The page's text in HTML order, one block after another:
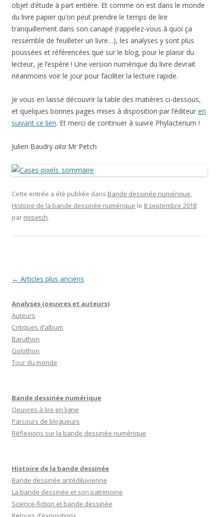
objet d’étude à part entière. Et comme on est dans le monde
du livre papier qu’on peut prendre le temps de lire
tranquillement dans son canapé (rappelez-vous à quoi ça
ressemble de feuilleter un livre…), les analyses y sont plus
poussées et référencées que sur le blog, pour le plaisir du
lecteur, je l’espère ! Une version numérique du livre devrait
néanmoins voir le jour pour faciliter la lecture rapide.
Je vous en laisse découvrir la table des matières ci-dessous,
et quelques bonnes pages mises à disposition par l’éditeur en
suivant ce lien. Et merci de continuer à suivre Phylacterium !
Julien Baudry aka Mr Petch
Cette entrée a été publiée dans Bande dessinée numérique,
Histoire de la bande dessinée numérique le 8 septembre 2018
par mrpetch.
Navigation
articles
← Articles plus anciens
Analyses (oeuvres et auteurs)
Auteurs
Critiques d’album
Baruthon
Golothon
Tour du monde
Bande dessinée numérique
Oeuvres à lire en ligne
Parcours de blogueurs
Réflexions sur la bande dessinée numérique
Histoire de la bande dessinée
Bande dessinée antédiluvienne
La bande dessinée et son patrimoine
Science-fiction et bande dessinée